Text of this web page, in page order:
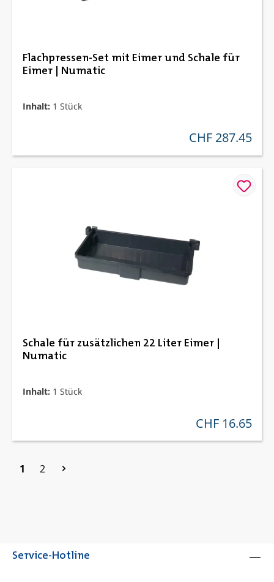
Flachpressen-Set mit Eimer und Schale für
Eimer | Numatic
Inhalt: 1 Stück
regulärer preis:
CHF 287.45
Schale für zusätzlichen 22 Liter Eimer |
Numatic
Inhalt: 1 Stück
regulärer preis:
CHF 16.65
Seite
1 Seite
2
Service-Hotline